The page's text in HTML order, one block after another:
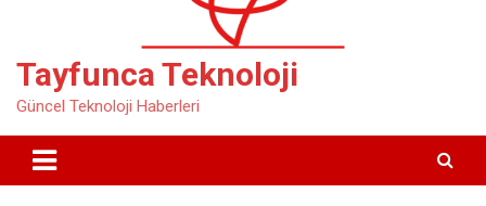
Tayfunca Teknoloji
Güncel Teknoloji Haberleri